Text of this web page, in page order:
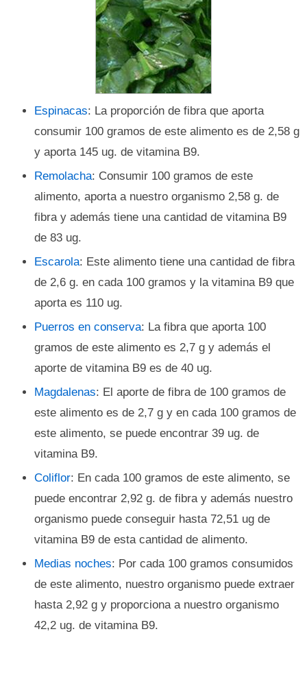
Espinacas: La proporción de fibra que aporta
consumir 100 gramos de este alimento es de 2,58 g
y aporta 145 ug. de vitamina B9.
Remolacha: Consumir 100 gramos de este
alimento, aporta a nuestro organismo 2,58 g. de
fibra y además tiene una cantidad de vitamina B9
de 83 ug.
Escarola: Este alimento tiene una cantidad de fibra
de 2,6 g. en cada 100 gramos y la vitamina B9 que
aporta es 110 ug.
Puerros en conserva: La fibra que aporta 100
gramos de este alimento es 2,7 g y además el
aporte de vitamina B9 es de 40 ug.
Magdalenas: El aporte de fibra de 100 gramos de
este alimento es de 2,7 g y en cada 100 gramos de
este alimento, se puede encontrar 39 ug. de
vitamina B9.
Coliflor: En cada 100 gramos de este alimento, se
puede encontrar 2,92 g. de fibra y además nuestro
organismo puede conseguir hasta 72,51 ug de
vitamina B9 de esta cantidad de alimento.
Medias noches: Por cada 100 gramos consumidos
de este alimento, nuestro organismo puede extraer
hasta 2,92 g y proporciona a nuestro organismo
42,2 ug. de vitamina B9.